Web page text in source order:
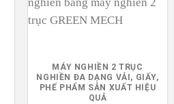
MÁY NGHIỀN 2 TRỤC
NGHIỀN ĐA DẠNG VẢI, GIẤY,
PHẾ PHẨM SẢN XUẤT HIỆU
QUẢ